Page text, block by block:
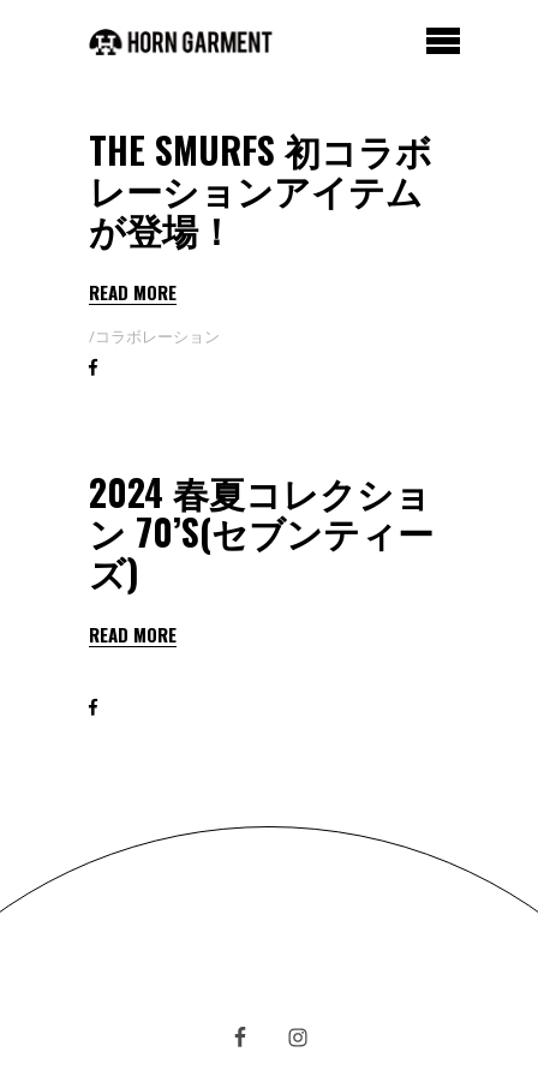
THE SMURFS 初コラボ
レーションアイテム
が登場！
READ MORE
コラボレーション
2024 春夏コレクショ
ン 70’S(セブンティー
ズ)
READ MORE